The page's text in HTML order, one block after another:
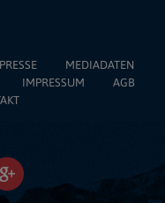
PRESSE
MEDIADATEN
IMPRESSUM
AGB